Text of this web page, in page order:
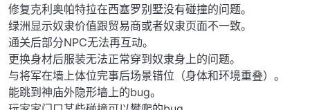
修复克利奥帕特拉在西塞罗别墅没有碰撞的问题。
绿洲显示奴隶价值跟贸易商或者奴隶页面不一致。
通关后部分NPC无法再互动。
更换身材后服装无法正常穿到奴隶身上的问题。
与将军在墙上体位完事后场景错位（身体和环境重叠）。
能跳到神庙外隐形墙上的bug。